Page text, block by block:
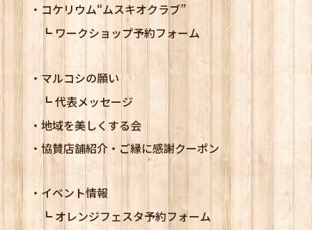
コケリウム“ムスキオクラブ”
ワークショップ予約フォーム
マルコシの願い
代表メッセージ
地域を美しくする会
協賛店舗紹介・ご縁に感謝クーポン
イベント情報
オレンジフェスタ予約フォーム